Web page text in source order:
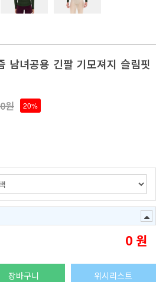
남녀공용 긴팔 기모져지 슬림핏
원 20%
0 원
장바구니 위시리스트